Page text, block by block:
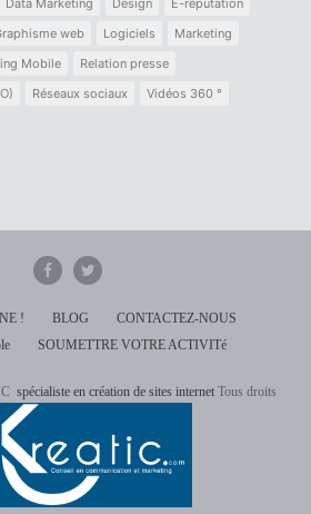
Data Marketing Design
E-réputation
web Logiciels
Marketing
Mobile
Relation presse
Réseaux sociaux
Vidéos 360 °
! BLOG
CONTACTEZ-NOUS
SOUMETTRE VOTRE ACTIVITé
spécialiste en création de sites internetTous droits